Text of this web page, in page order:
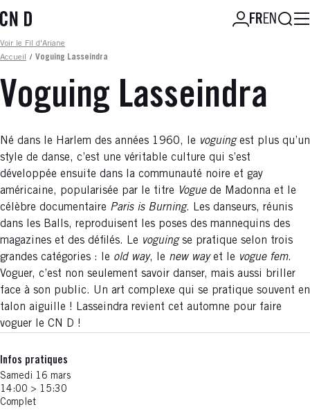
au
principal
FREN
Fil d'ariane
Voir le Fil d'Ariane
Accueil
/ Voguing Lasseindra
Voguing Lasseindra
Né dans le Harlem des années 1960, le voguingest plus qu’un
style de danse, c’est une véritable culture qui s’est
développée ensuite dans la communauté noire et gay
américaine, popularisée par le titre Voguede Madonna et le
célèbre documentaire Paris is Burning. Les danseurs, réunis
dans les Balls, reproduisent les poses des mannequins des
magazines et des défilés. Le voguingse pratique selon trois
grandes catégories : le old way, le new wayet le vogue fem.
Voguer, c’est non seulement savoir danser, mais aussi briller
face à son public. Un art complexe qui se pratique souvent en
talon aiguille ! Lasseindra revient cet automne pour faire
voguer le CN D !
Infos pratiques
Samedi 16 mars
14:00 > 15:30
Complet